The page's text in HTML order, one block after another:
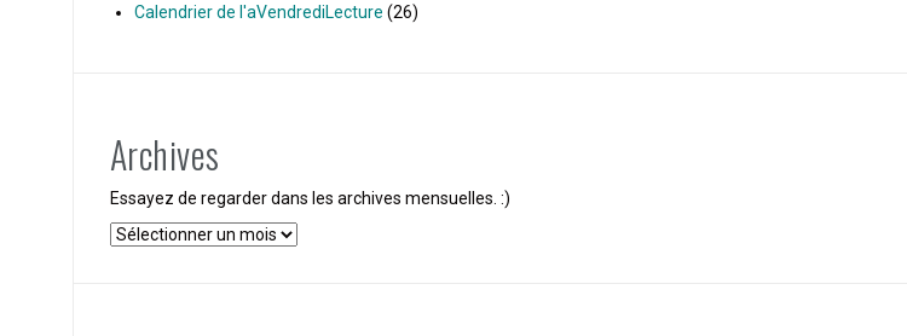
Calendrier de l'aVendrediLecture (26)
Archives
Essayez de regarder dans les archives mensuelles. :)
Archives